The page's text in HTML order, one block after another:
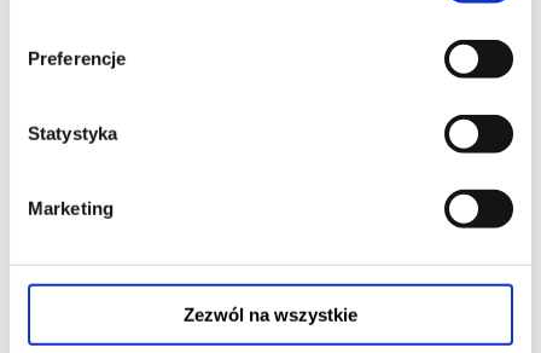
Preferencje
Statystyka
Marketing
Zezwól na wszystkie
chmurach – smętnie nurkują dziobami w ekranach smartfonów.
Jednak pewien mały zawadiacki orzeł postanowi zmienić to raz
Zabawna i odlotowa animacja o odwadze bycia innym,
*******
wydarzenia, gwarantujemy automatyczny zwrot środków
potwierdzony komunikatem wysyłanym na adres e-mail, podany